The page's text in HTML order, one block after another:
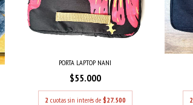
PORTA LAPTOP NANI
$55.000
2 cuotas sin interés de $27.500 2